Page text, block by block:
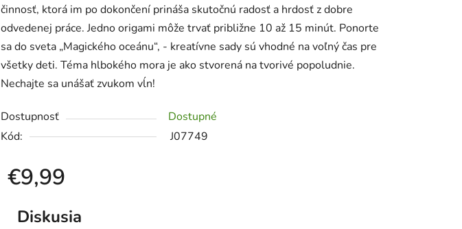
činnosť, ktorá im po dokončení prináša skutočnú radosť a hrdosť z dobre
odvedenej práce. Jedno origami môže trvať približne 10 až 15 minút. Ponorte
sa do sveta „Magického oceánu“, - kreatívne sady sú vhodné na voľný čas pre
všetky deti. Téma hlbokého mora je ako stvorená na tvorivé popoludnie.
Nechajte sa unášať zvukom vĺn!
Dostupnosť
Dostupné
Kód:
J07749
€9,99
Diskusia